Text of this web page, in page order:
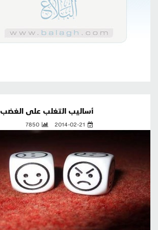
أساليب التغلب على الغضب
2014-02-21
7850